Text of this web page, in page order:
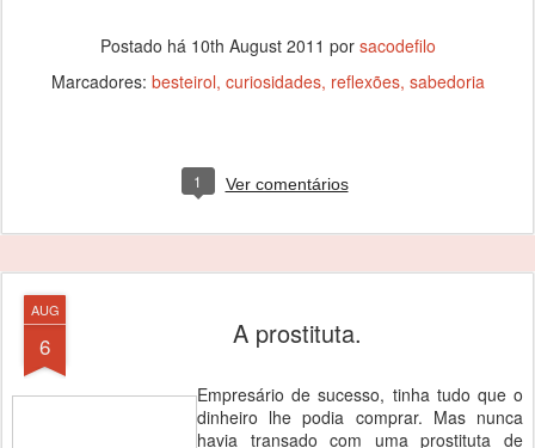
Postado há 10th August 2011 por sacodefilo
Marcadores: besteirol curiosidades reflexões sabedoria
1 Ver comentários
AUG
6 A prostituta.
Empresário de sucesso, tinha tudo que o
dinheiro lhe podia comprar. Mas nunca
havia transado com uma prostituta de